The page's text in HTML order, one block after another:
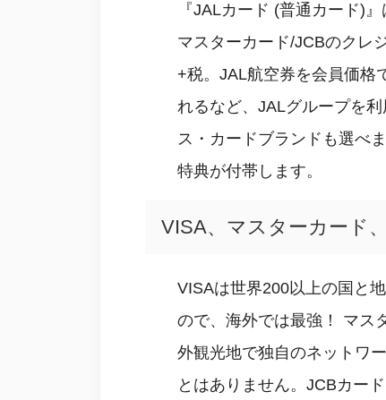
『JALカード (普通カード)
マスターカード/JCBのクレ
+税。JAL航空券を会員価格
れるなど、JALグループを
ス・カードブランドも選べ
特典が付帯します。
VISA、マスターカード
VISAは世界200以上の国と
ので、海外では最強！ マス
外観光地で独自のネットワ
とはありません。JCBカー